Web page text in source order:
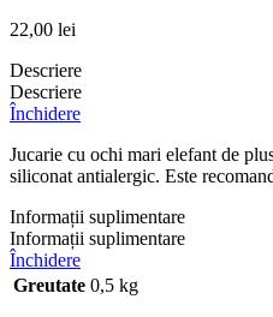
22,00 lei
Descriere
Descriere
Închidere
Jucarie cu ochi mari elefant de
siliconat antialergic. Este
Informații suplimentare
Informații suplimentare
Închidere
Greutate 0,5 kg